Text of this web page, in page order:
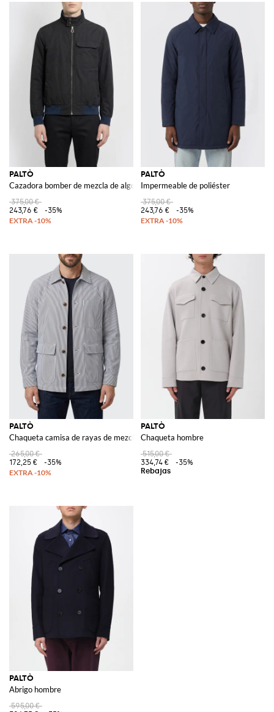
PALTÒ
Cazadora bomber de mezcla de algodón
375,00 €
243,76 €
-35%
PALTÒ
Impermeable de poliéster
375,00 €
243,76 €
-35%
PALTÒ
Chaqueta camisa de rayas de mezcla de algodón
265,00 €
172,25 €
-35%
PALTÒ
Chaqueta hombre
515,00 €
334,74 €
-35%
PALTÒ
Abrigo hombre
595,00 €